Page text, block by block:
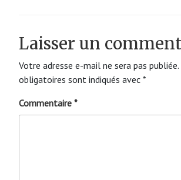
Laisser un
Votre adresse e-mail ne sera pas publiée.
obligatoires sont indiqués avec *
Commentaire *